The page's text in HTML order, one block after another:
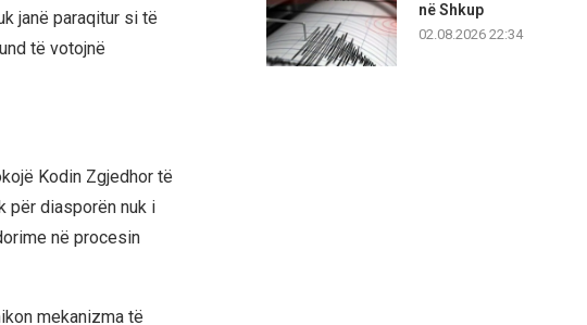
janë paraqitur si të
të votojnë
Kodin Zgjedhor të
për diasporën nuk i
në procesin
mekanizma të
në Shkup
02.08.2026 22:34